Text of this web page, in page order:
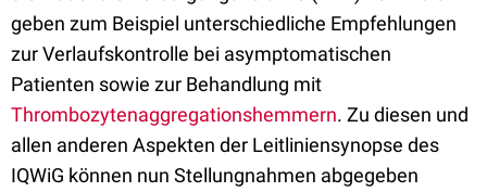
geben zum Beispiel unterschiedliche Empfehlungen
zur Verlaufskontrolle bei asymptomatischen
Patienten sowie zur Behandlung mit
Thrombozytenaggregationshemmern. Zu diesen und
allen anderen Aspekten der Leitliniensynopse des
IQWiG können nun Stellungnahmen abgegeben